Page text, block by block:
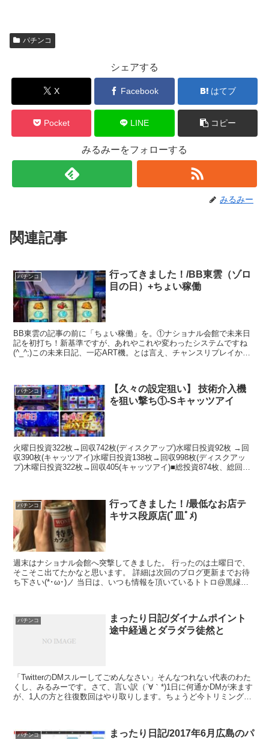
パチンコ
シェアする
X Facebook はてブ
Pocket LINE コピー
みるみーをフォローする
みるみー
関連記事
パチンコ
行ってきました！/BB東雲（ゾロ
目の日）+ちょい稼働
BB東雲の記事の前に「ちょい稼働」を。①ナショナル会館で未来日
記を初打ち！新基準ですが、あれやこれや変わったシステムですね
(^_^;)この未来日記、一応ART機。とは言え、チャンスリプレイから
パチンコ
【久々の設定狙い】 技術介入機
を狙い撃ち①-Sキャッツアイ
火曜日投資322枚→回収742枚(ディスクアップ)水曜日投資92枚 →回
収390枚(キャッツアイ)水曜日投資138枚→回収998枚(ディスクアッ
プ)木曜日投資322枚→回収405(キャッツアイ)■総投資874枚、総回収
パチンコ
行ってきました！/最低なお店テ
キサス段原店(ﾟ皿ﾟﾒ)
週末はナショナル会館へ突撃してきました。 行ったのは土曜日で、
そこそこ出てたかなと思います。 詳細は次回のブログ更新までお待
ち下さい(*･ω･)ノ 当日は、いつも情報を頂いているトトロ@黒縁さ
パチンコ
まったり日記/ダイナムポイント
途中経過とダラダラ徒然と
「TwitterのDMスルーしてごめんなさい」そんなつれない代表のわた
くし、みるみーです。さて、言い訳（´∀｀*)1日に何通かDMが来ます
が、1人の方と往復数回はやり取りします。ちょうど今トリミングし
パチンコ
まったり日記/2017年6月広島のパ